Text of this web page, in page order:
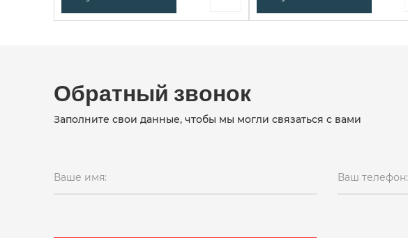
Обратный звонок
Заполните свои данные, чтобы мы могли связаться с вами
Ваше имя: Ваш телефон: